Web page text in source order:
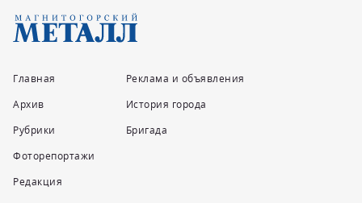
Главная
Архив
Рубрики
Фоторепортажи
Редакция
Реклама и объявления
История города
Бригада